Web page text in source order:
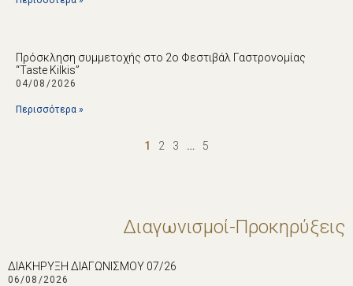
Πρόσκληση συμμετοχής στο 2ο Φεστιβάλ Γαστρονομίας
“Taste Kilkis”
04/08/2026
Περισσότερα »
1 2 3 … 5
Διαγωνισμοί-Προκηρύξεις
ΔΙΑΚΗΡΥΞΗ ΔΙΑΓΩΝΙΣΜΟΥ 07/26
06/08/2026